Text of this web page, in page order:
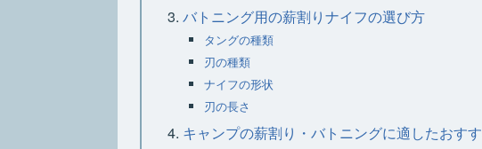
バトニング用の薪割りナイフの選び方
タングの種類
刃の種類
ナイフの形状
刃の長さ
キャンプの薪割り・バトニングに適したおす